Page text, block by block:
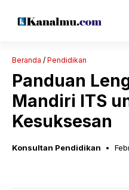
Beranda / Pendidikan
Panduan
Mandiri ITS
Kesuksesan
Konsultan Pendidikan